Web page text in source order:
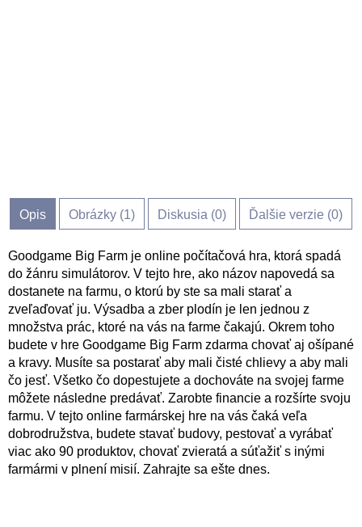
Opis Obrázky (1) Diskusia (0) Ďalšie verzie (0)
Goodgame Big Farm je online počítačová hra, ktorá spadá
do žánru simulátorov. V tejto hre, ako názov napovedá sa
dostanete na farmu, o ktorú by ste sa mali starať a
zveľaďovať ju. Výsadba a zber plodín je len jednou z
množstva prác, ktoré na vás na farme čakajú. Okrem toho
budete v hre Goodgame Big Farm zdarma chovať aj ošípané
a kravy. Musíte sa postarať aby mali čisté chlievy a aby mali
čo jesť. Všetko čo dopestujete a dochováte na svojej farme
môžete následne predávať. Zarobte financie a rozšírte svoju
farmu. V tejto online farmárskej hre na vás čaká veľa
dobrodružstva, budete stavať budovy, pestovať a vyrábať
viac ako 90 produktov, chovať zvieratá a súťažiť s inými
farmármi v plnení misií. Zahrajte sa ešte dnes.